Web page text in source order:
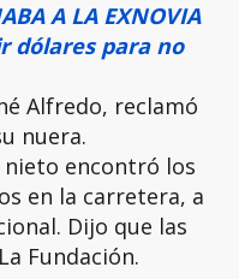
A LA EXNOVIA
dólares para no
Alfredo, reclamó
nuera.
encontró los
en la carretera, a
Dijo que las
Fundación.